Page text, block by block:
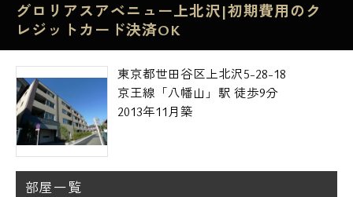
グロリアスアベニュー上北沢|初期費用のク
レジットカード決済OK
東京都世田谷区上北沢5-28-18
京王線「八幡山」駅 徒歩9分
2013年11月築
部屋一覧